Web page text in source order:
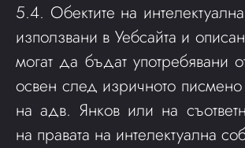
5.4. Обектите на
използвани в Уебсайта и
могат да бъдат употребявани
освен след изричното
на адв. Янков или на
на правата на интелектуална